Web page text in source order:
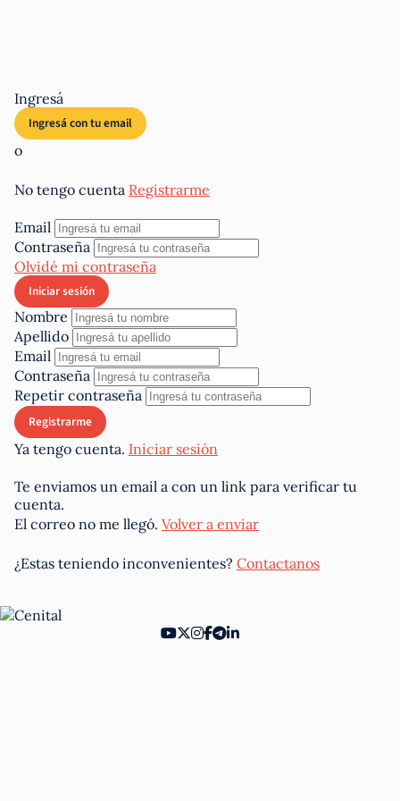
Ingresá
o
No tengo cuenta Registrarme
Email
Contraseña
Olvidé mi contraseña
Nombre
Apellido
Email
Contraseña
Repetir contraseña
Ya tengo cuenta. Iniciar sesión
Te enviamos un email a con un link para verificar tu
cuenta.
El correo no me llegó. Volver a enviar
¿Estas teniendo inconvenientes? Contactanos